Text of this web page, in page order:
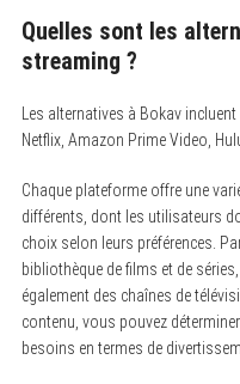
Quelles sont les
streaming ?
Les alternatives à Bokav
Netflix, Amazon Prime Video,
Chaque plateforme offre une
différents, dont les utilisateurs
choix selon leurs préférences.
bibliothèque de films et de
également des chaînes de
contenu, vous pouvez
besoins en termes de